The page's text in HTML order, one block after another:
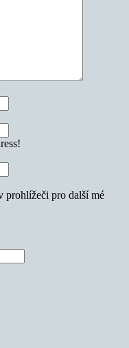
prohlížeči pro další mé